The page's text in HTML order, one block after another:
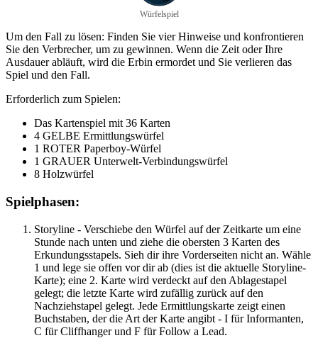
Würfelspiel
Um den Fall zu lösen: Finden Sie vier Hinweise und konfrontieren
Sie den Verbrecher, um zu gewinnen. Wenn die Zeit oder Ihre
Ausdauer abläuft, wird die Erbin ermordet und Sie verlieren das
Spiel und den Fall.
Erforderlich zum Spielen:
Das Kartenspiel mit 36 Karten
4 GELBE Ermittlungswürfel
1 ROTER Paperboy-Würfel
1 GRAUER Unterwelt-Verbindungswürfel
8 Holzwürfel
Spielphasen:
Storyline - Verschiebe den Würfel auf der Zeitkarte um eine
Stunde nach unten und ziehe die obersten 3 Karten des
Erkundungsstapels. Sieh dir ihre Vorderseiten nicht an. Wähle
1 und lege sie offen vor dir ab (dies ist die aktuelle Storyline-
Karte); eine 2. Karte wird verdeckt auf den Ablagestapel
gelegt; die letzte Karte wird zufällig zurück auf den
Nachziehstapel gelegt. Jede Ermittlungskarte zeigt einen
Buchstaben, der die Art der Karte angibt - I für Informanten,
C für Cliffhanger und F für Follow a Lead.